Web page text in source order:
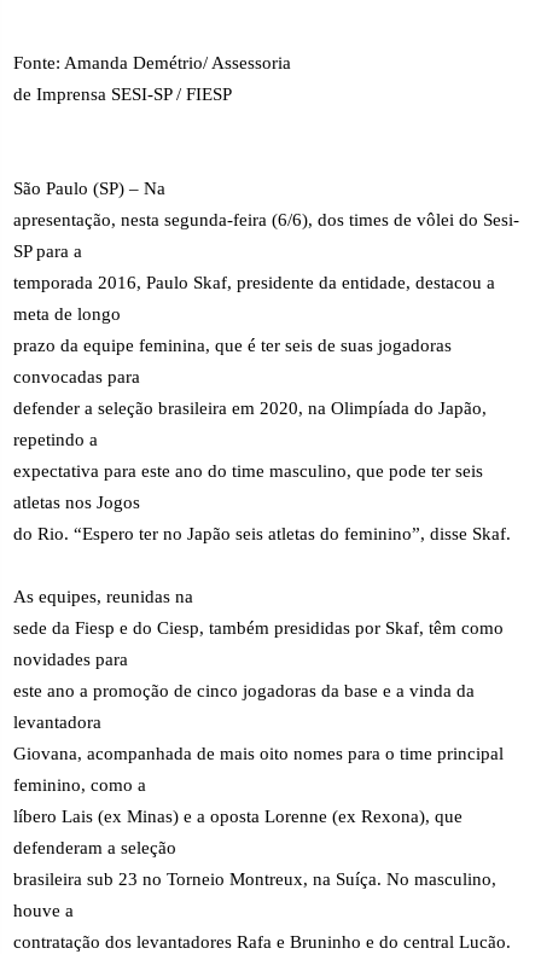
Fonte: Amanda Demétrio/ Assessoria
de Imprensa SESI-SP / FIESP
São Paulo (SP) – Na
apresentação, nesta segunda-feira (6/6), dos times de vôlei do Sesi-
SP para a
temporada 2016, Paulo Skaf, presidente da entidade, destacou a
meta de longo
prazo da equipe feminina, que é ter seis de suas jogadoras
convocadas para
defender a seleção brasileira em 2020, na Olimpíada do Japão,
repetindo a
expectativa para este ano do time masculino, que pode ter seis
atletas nos Jogos
do Rio. “Espero ter no Japão seis atletas do feminino”, disse Skaf.
As equipes, reunidas na
sede da Fiesp e do Ciesp, também presididas por Skaf, têm como
novidades para
este ano a promoção de cinco jogadoras da base e a vinda da
levantadora
Giovana, acompanhada de mais oito nomes para o time principal
feminino, como a
líbero Lais (ex Minas) e a oposta Lorenne (ex Rexona), que
defenderam a seleção
brasileira sub 23 no Torneio Montreux, na Suíça. No masculino,
houve a
contratação dos levantadores Rafa e Bruninho e do central Lucão.